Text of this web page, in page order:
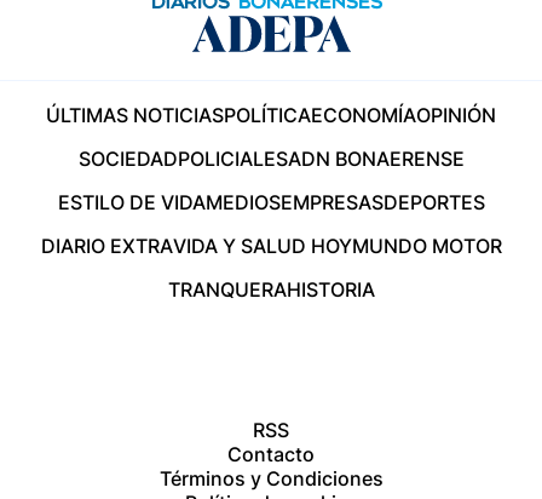
ÚLTIMAS NOTICIASPOLÍTICAECONOMÍAOPINIÓN
SOCIEDADPOLICIALESADN BONAERENSE
ESTILO DE VIDAMEDIOSEMPRESASDEPORTES
DIARIO EXTRAVIDA Y SALUD HOYMUNDO MOTOR
TRANQUERAHISTORIA
RSS
Contacto
Términos y Condiciones